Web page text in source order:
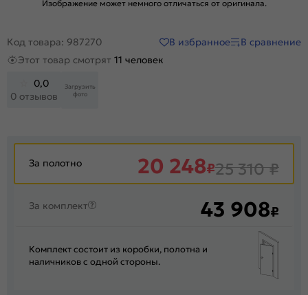
Изображение может немного отличаться от оригинала.
Код товара: 987270 В избранное
В сравнение
Этот товар смотрят 11 человек
0,0
0 отзывов
Загрузить
фото
За полотно 20 248₽25 310₽
За комплект 43 908₽
Комплект состоит из коробки, полотна и
наличников с одной стороны.